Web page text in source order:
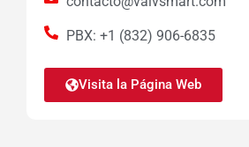
PBX: +1 (832) 906-6835
Visita la Página Web